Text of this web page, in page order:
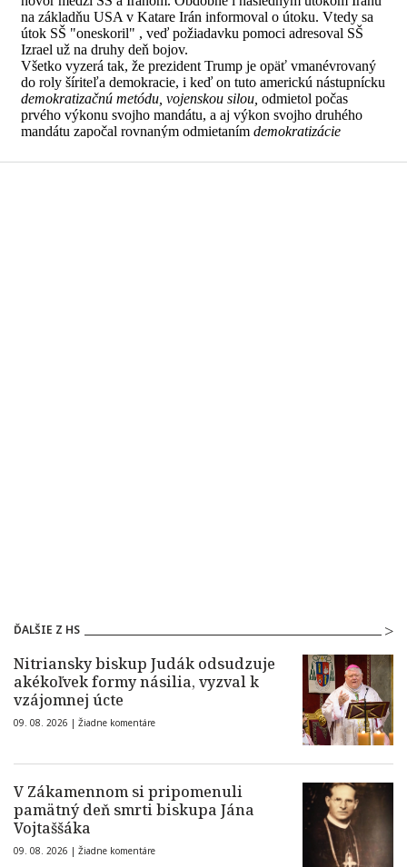
ĎALŠIE Z HS
Nitriansky biskup Judák odsudzuje
akékoľvek formy násilia, vyzval k
vzájomnej úcte
09. 08. 2026 | Žiadne komentáre
V Zákamennom si pripomenuli
pamätný deň smrti biskupa Jána
Vojtaššáka
09. 08. 2026 | Žiadne komentáre